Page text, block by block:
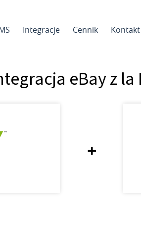
Integracje Cennik Kontakt
eBay z
+